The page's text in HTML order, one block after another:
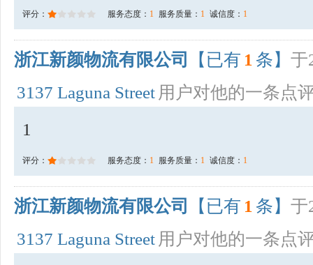
评分： 服务态度： 1 服务质量： 1 诚信度： 1
浙江新颜物流有限公司 【已有 1 条】 于
3137 Laguna Street 用户对他的一条点
1
评分： 服务态度： 1 服务质量： 1 诚信度： 1
浙江新颜物流有限公司 【已有 1 条】 于
3137 Laguna Street 用户对他的一条点